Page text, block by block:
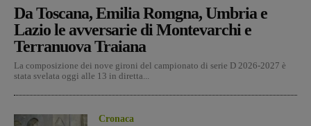
Da Toscana, Emilia Romgna, Umbria e
Lazio le avversarie di Montevarchi e
Terranuova Traiana
La composizione dei nove gironi del campionato di serie D 2026-2027 è
stata svelata oggi alle 13 in diretta...
Cronaca